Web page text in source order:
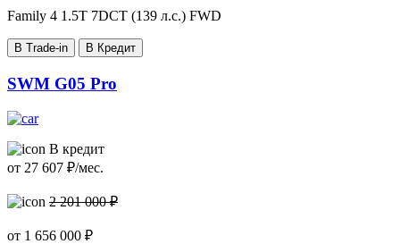
Family 4 1.5T 7DCT (139 л.с.) FWD
В Trade-in В Кредит
SWM G05 Pro
В кредит
от 27 607 ₽/мес.
2 201 000 ₽
от 1 656 000 ₽